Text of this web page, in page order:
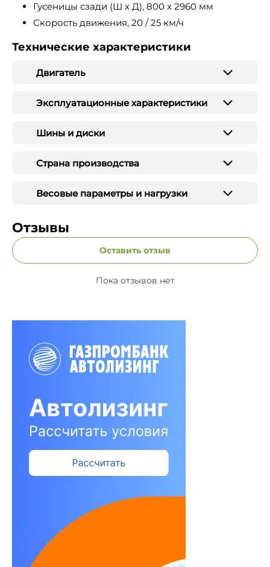
Гусеницы сзади (Ш х Д), 800 x 2960 мм
Скорость движения, 20 / 25 км/ч
Технические характеристики
Двигатель
Эксплуатационные характеристики
Шины и диски
Страна производства
Весовые параметры и нагрузки
Отзывы
Оставить отзыв
Пока отзывов нет